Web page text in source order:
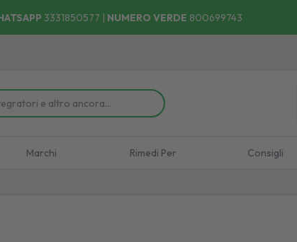
3331850577 | NUMERO VERDE 800699743
Marchi Rimedi Per Consigli